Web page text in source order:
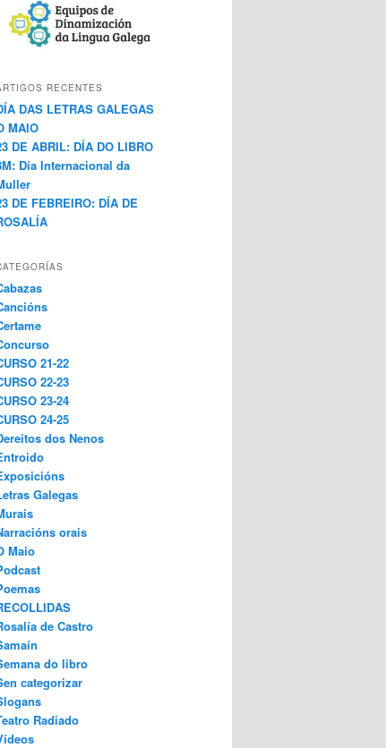
RECENTES
DAS LETRAS GALEGAS
MAIO
DE ABRIL: DÍA DO LIBRO
Día Internacional da
DE FEBREIRO: DÍA DE
21-22
22-23
23-24
24-25
dos Nenos
Galegas
orais
Maio
de Castro
do libro
categorizar
Radiado